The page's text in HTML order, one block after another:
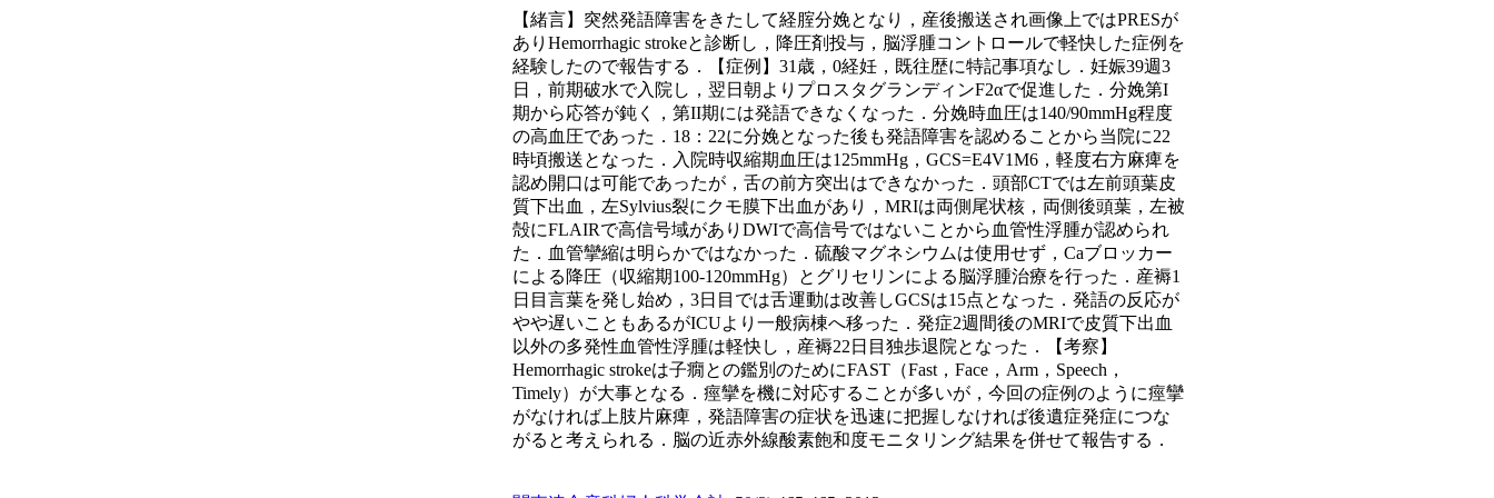
【緒言】突然発語障害をきたして経腟分娩となり，産後搬送され画像上ではPRESが
ありHemorrhagic strokeと診断し，降圧剤投与，脳浮腫コントロールで軽快した症例を
経験したので報告する．【症例】31歳，0経妊，既往歴に特記事項なし．妊娠39週3
日，前期破水で入院し，翌日朝よりプロスタグランディンF2αで促進した．分娩第I
期から応答が鈍く，第II期には発語できなくなった．分娩時血圧は140/90mmHg程度
の高血圧であった．18：22に分娩となった後も発語障害を認めることから当院に22
時頃搬送となった．入院時収縮期血圧は125mmHg，GCS=E4V1M6，軽度右方麻痺を
認め開口は可能であったが，舌の前方突出はできなかった．頭部CTでは左前頭葉皮
質下出血，左Sylvius裂にクモ膜下出血があり，MRIは両側尾状核，両側後頭葉，左被
殻にFLAIRで高信号域がありDWIで高信号ではないことから血管性浮腫が認められ
た．血管攣縮は明らかではなかった．硫酸マグネシウムは使用せず，Caブロッカー
による降圧（収縮期100-120mmHg）とグリセリンによる脳浮腫治療を行った．産褥1
日目言葉を発し始め，3日目では舌運動は改善しGCSは15点となった．発語の反応が
やや遅いこともあるがICUより一般病棟へ移った．発症2週間後のMRIで皮質下出血
以外の多発性血管性浮腫は軽快し，産褥22日目独歩退院となった．【考察】
Hemorrhagic strokeは子癇との鑑別のためにFAST（Fast，Face，Arm，Speech，
Timely）が大事となる．痙攣を機に対応することが多いが，今回の症例のように痙攣
がなければ上肢片麻痺，発語障害の症状を迅速に把握しなければ後遺症発症につな
がると考えられる．脳の近赤外線酸素飽和度モニタリング結果を併せて報告する．